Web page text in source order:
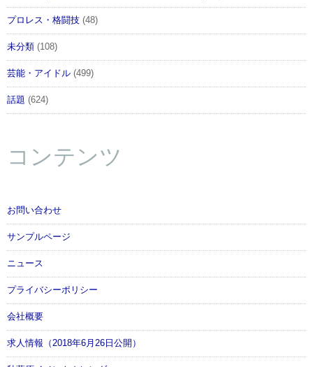
プロレス・格闘技 (48)
未分類 (108)
芸能・アイドル (499)
話題 (624)
コンテンツ
お問い合わせ
サンプルページ
ニュース
プライバシーポリシー
会社概要
求人情報（2018年6月26日公開）